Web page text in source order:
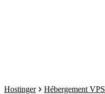
Hostinger Hébergement VPS